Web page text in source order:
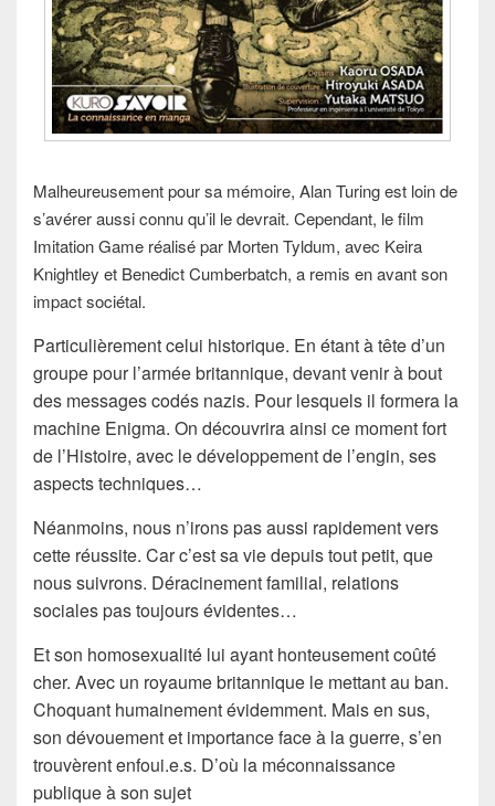
Malheureusement pour sa mémoire, Alan Turing est loin de
s’avérer aussi connu qu’il le devrait. Cependant, le film
Imitation Game réalisé par Morten Tyldum, avec Keira
Knightley et Benedict Cumberbatch, a remis en avant son
impact sociétal.
Particulièrement celui historique. En étant à tête d’un
groupe pour l’armée britannique, devant venir à bout
des messages codés nazis. Pour lesquels il formera la
machine Enigma. On découvrira ainsi ce moment fort
de l’Histoire, avec le développement de l’engin, ses
aspects techniques…
Néanmoins, nous n’irons pas aussi rapidement vers
cette réussite. Car c’est sa vie depuis tout petit, que
nous suivrons. Déracinement familial, relations
sociales pas toujours évidentes…
Et son homosexualité lui ayant honteusement coûté
cher. Avec un royaume britannique le mettant au ban.
Choquant humainement évidemment. Mais en sus,
son dévouement et importance face à la guerre, s’en
trouvèrent enfoui.e.s. D’où la méconnaissance
publique à son sujet